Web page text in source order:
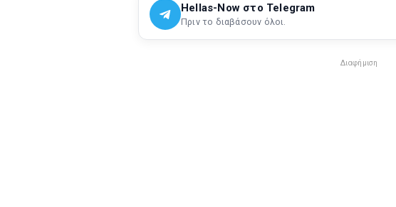
Hellas-Now στο Telegram
Πριν το διαβάσουν όλοι.
Διαφήμιση